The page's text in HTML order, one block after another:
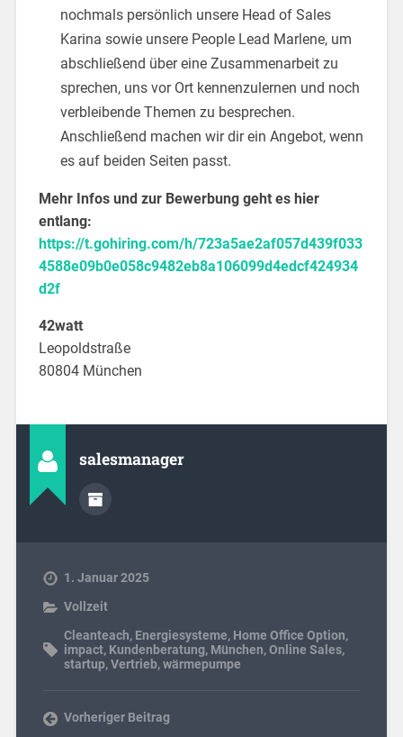
nochmals persönlich unsere Head of Sales
Karina sowie unsere People Lead Marlene, um
abschließend über eine Zusammenarbeit zu
sprechen, uns vor Ort kennenzulernen und noch
verbleibende Themen zu besprechen.
Anschließend machen wir dir ein Angebot, wenn
es auf beiden Seiten passt.
Mehr Infos und zur Bewerbung geht es hier
entlang:
https://t.gohiring.com/h/723a5ae2af057d439f033
4588e09b0e058c9482eb8a106099d4edcf424934
d2f
42watt
Leopoldstraße
80804 München
salesmanager
1. Januar 2025
Vollzeit
Cleanteach, Energiesysteme, Home Office Option,
impact, Kundenberatung, München,Online Sales,
startup,Vertrieb,wärmepumpe
Vorheriger Beitrag